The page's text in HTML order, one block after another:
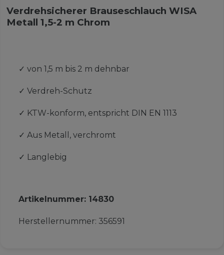
Verdrehsicherer Brauseschlauch WISA
Metall 1,5-2 m Chrom
✓ von 1,5 m bis 2 m dehnbar
✓ Verdreh-Schutz
✓ KTW-konform, entspricht DIN EN 1113
✓ Aus Metall, verchromt
✓ Langlebig
Artikelnummer: 14830
Herstellernummer: 356591